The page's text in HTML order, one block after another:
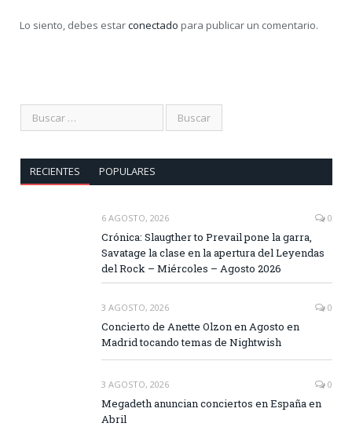
Lo siento, debes estarconectado para publicar un comentario.
RECIENTES POPULARES
6 AGOSTO, 2026 0
Crónica: Slaugther to Prevail pone la garra,
Savatage la clase en la apertura del Leyendas
del Rock – Miércoles – Agosto 2026
3 AGOSTO, 2026 0
Concierto de Anette Olzon en Agosto en
Madrid tocando temas de Nightwish
3 AGOSTO, 2026 0
Megadeth anuncian conciertos en España en
Abril